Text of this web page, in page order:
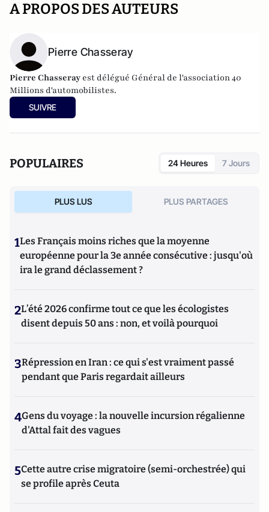
A PROPOS DES AUTEURS
Pierre Chasseray
Pierre Chasseray est délégué Général de l'association 40
Millions d'automobilistes.
SUIVRE
POPULAIRES 24 Heures 7 Jours
PLUS LUS PLUS PARTAGES
1Les Français moins riches que la moyenne
européenne pour la 3e année consécutive : jusqu'où
ira le grand déclassement ?
2L’été 2026 confirme tout ce que les écologistes
disent depuis 50 ans : non, et voilà pourquoi
3Répression en Iran : ce qui s'est vraiment passé
pendant que Paris regardait ailleurs
4Gens du voyage : la nouvelle incursion régalienne
d'Attal fait des vagues
5Cette autre crise migratoire (semi-orchestrée) qui
se profile après Ceuta